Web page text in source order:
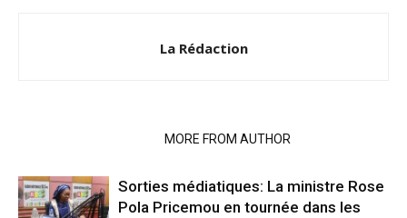
La Rédaction
MORE FROM AUTHOR
Sorties médiatiques: La ministre Rose
Pola Pricemou en tournée dans les